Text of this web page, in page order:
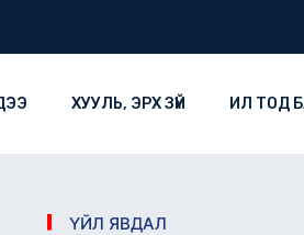
ХУУЛЬ, ЭРХ ЗҮЙ ИЛ ТОД
ҮЙЛ ЯВДАЛ